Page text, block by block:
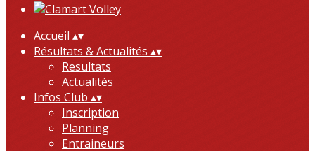
Accueil ▴▾
Résultats & Actualités ▴▾
Resultats
Actualités
Infos Club ▴▾
Inscription
Planning
Entraineurs